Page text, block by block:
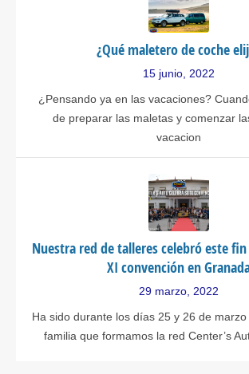
¿Qué maletero de coche
15 junio, 2022
¿Pensando ya en las vacaciones?
de preparar las maletas y comenzar
vacacion
Nuestra red de talleres celebró este
XI convención en
29 marzo, 2022
Ha sido durante los días 25 y 26 de
familia que formamos la red Center’s